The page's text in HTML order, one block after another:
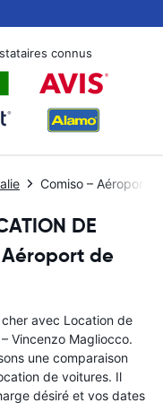
connus
Comiso – Aéroport
DE
Aéroport de
avec Location de
Vincenzo Magliocco.
une comparaison
de voitures. Il
désiré et vos dates